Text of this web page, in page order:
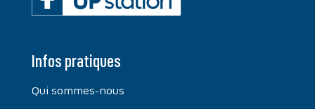
Infos pratiques
Qui sommes-nous